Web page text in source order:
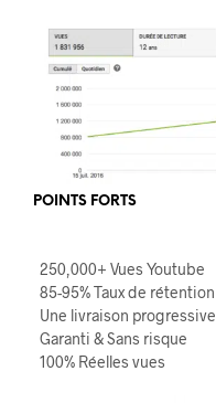
POINTS FORTS
250,000+ Vues Youtube
85-95% Taux de rétention
Une livraison progressive
Garanti & Sans risque
100% Réelles vues